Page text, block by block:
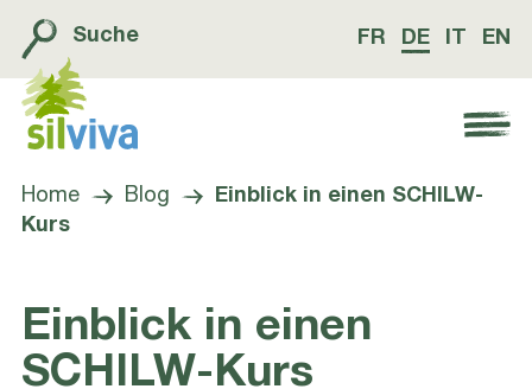
Suche FR DE EN
Navigation öffnen bzw. schliessen
Home Blog
Einblick in einen SCHILW-
Kurs
Einblick in einen
SCHILW-Kurs